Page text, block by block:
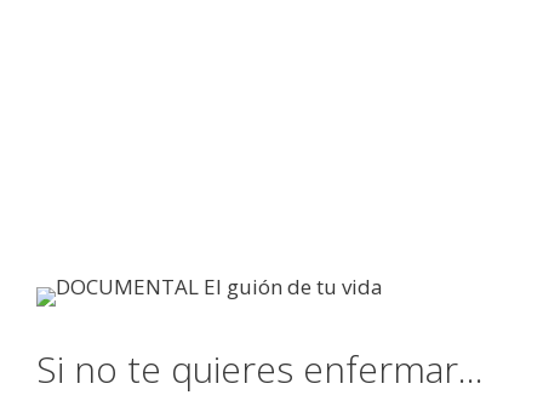
Si no te quieres enfermar…